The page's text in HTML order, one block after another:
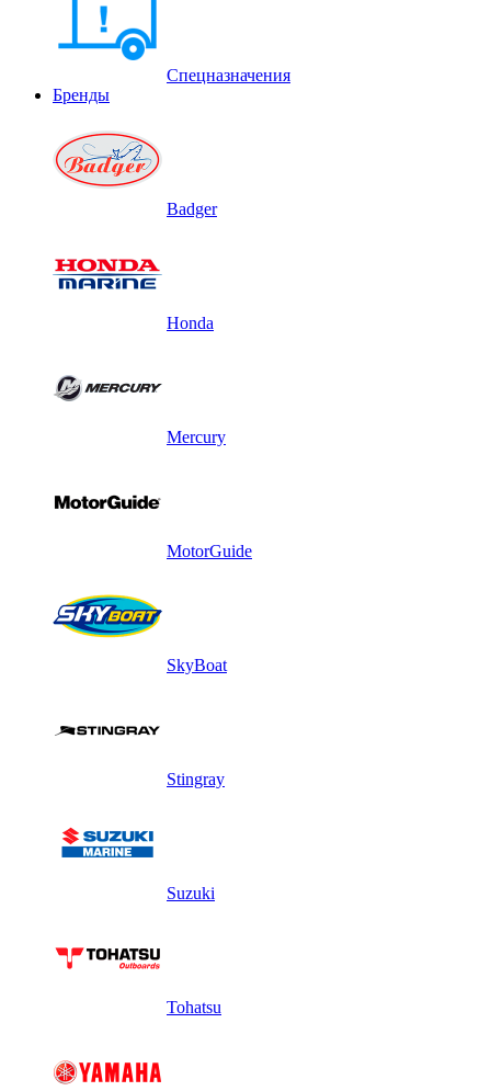
Спецназначения
Бренды
Badger
Honda
Mercury
MotorGuide
SkyBoat
Stingray
Suzuki
Tohatsu